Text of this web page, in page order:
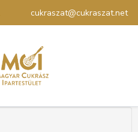
cukraszat@cukraszat.net